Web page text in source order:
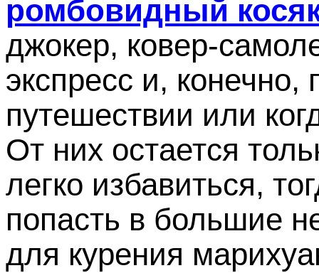
ромбовидный
джокер, ковер-
экспресс и, конечно,
путешествии или
От них остается
легко избавиться,
попасть в большие
для курения